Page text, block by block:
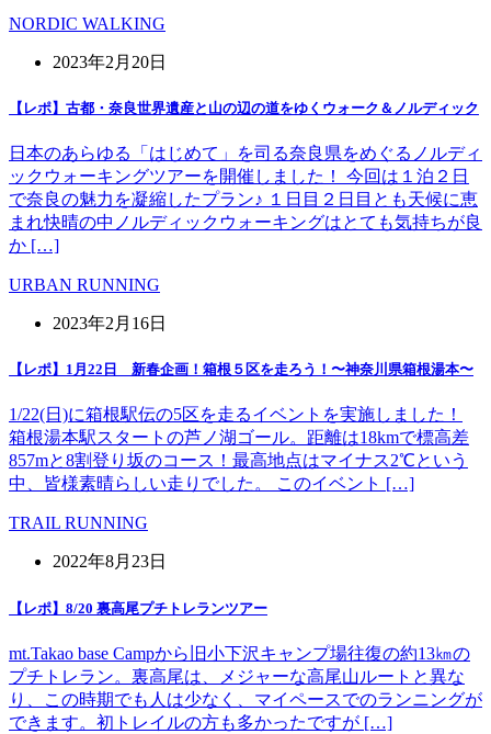
NORDIC WALKING
2023年2月20日
【レポ】古都・奈良世界遺産と山の辺の道をゆくウォーク＆ノルディック
日本のあらゆる「はじめて」を司る奈良県をめぐるノルディ
ックウォーキングツアーを開催しました！ 今回は１泊２日
で奈良の魅力を凝縮したプラン♪ １日目２日目とも天候に恵
まれ快晴の中ノルディックウォーキングはとても気持ちが良
か […]
URBAN RUNNING
2023年2月16日
【レポ】1月22日 新春企画！箱根５区を走ろう！〜神奈川県箱根湯本〜
1/22(日)に箱根駅伝の5区を走るイベントを実施しました！
箱根湯本駅スタートの芦ノ湖ゴール。距離は18kmで標高差
857mと8割登り坂のコース！最高地点はマイナス2℃という
中、皆様素晴らしい走りでした。 このイベント […]
TRAIL RUNNING
2022年8月23日
【レポ】8/20 裏高尾プチトレランツアー
mt.Takao base Campから旧小下沢キャンプ場往復の約13㎞の
プチトレラン。裏高尾は、メジャーな高尾山ルートと異な
り、この時期でも人は少なく、マイペースでのランニングが
できます。初トレイルの方も多かったですが […]